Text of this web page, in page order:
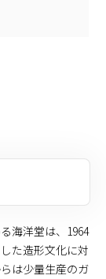
海洋堂は、1964
た造形文化に対
は少量生産のガ